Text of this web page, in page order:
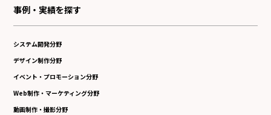
事例・実績を探す
システム開発分野
デザイン制作分野
イベント・プロモーション分野
Web制作・マーケティング分野
動画制作・撮影分野